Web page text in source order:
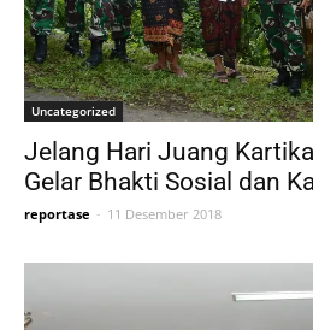
Uncategorized
Jelang Hari Juang
Gelar Bhakti Sosial dan
reportase - 11 Desember 2018